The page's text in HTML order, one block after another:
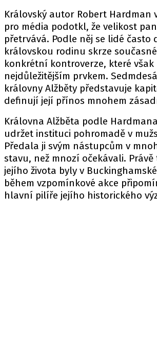
Královský autor Robert Hardman
pro média podotkl, že velikost
přetrvává. Podle něj se lidé často
královskou rodinu skrze
konkrétní kontroverze, které
nejdůležitějším prvkem.
královny Alžběty představuje
definují její přínos mnohem
Královna Alžběta podle
udržet instituci pohromadě v
Předala ji svým nástupcům v
stavu, než mnozí očekávali.
jejího života byly v
během vzpomínkové akce
hlavní pilíře jejího historického